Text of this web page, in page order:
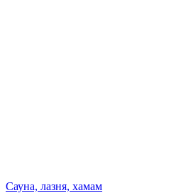
Сауна, лазня, хамам